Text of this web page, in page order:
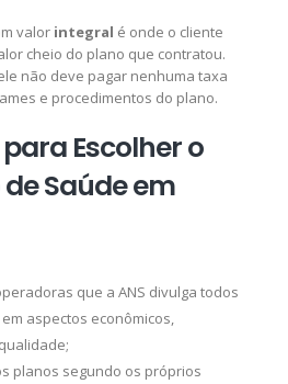
valor integral é onde o cliente
cheio do plano que contratou.
não deve pagar nenhuma taxa
e procedimentos do plano.
Escolher o
Saúde em
que a ANS divulga todos
aspectos econômicos,
planos segundo os próprios